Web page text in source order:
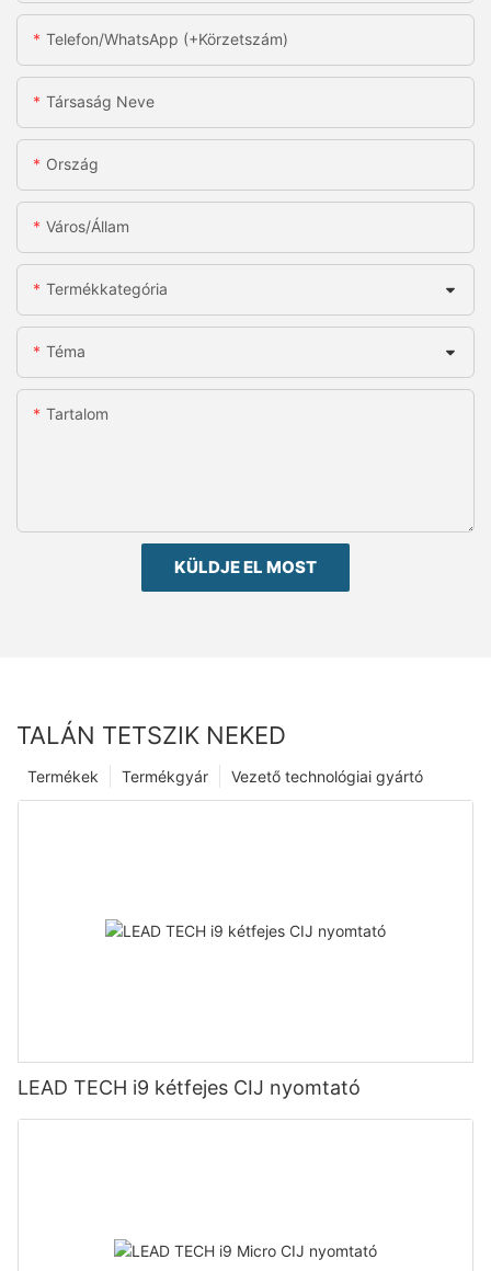
Telefon/WhatsApp (+körzetszám)
Társaság Neve
Ország
Város/állam
Termékkategória
Téma
Tartalom
KÜLDJE EL MOST
TALÁN TETSZIK NEKED
Vezető technológiai gyártó
Termékgyár
Termékek
LEAD TECH i9 kétfejes CIJ nyomtató